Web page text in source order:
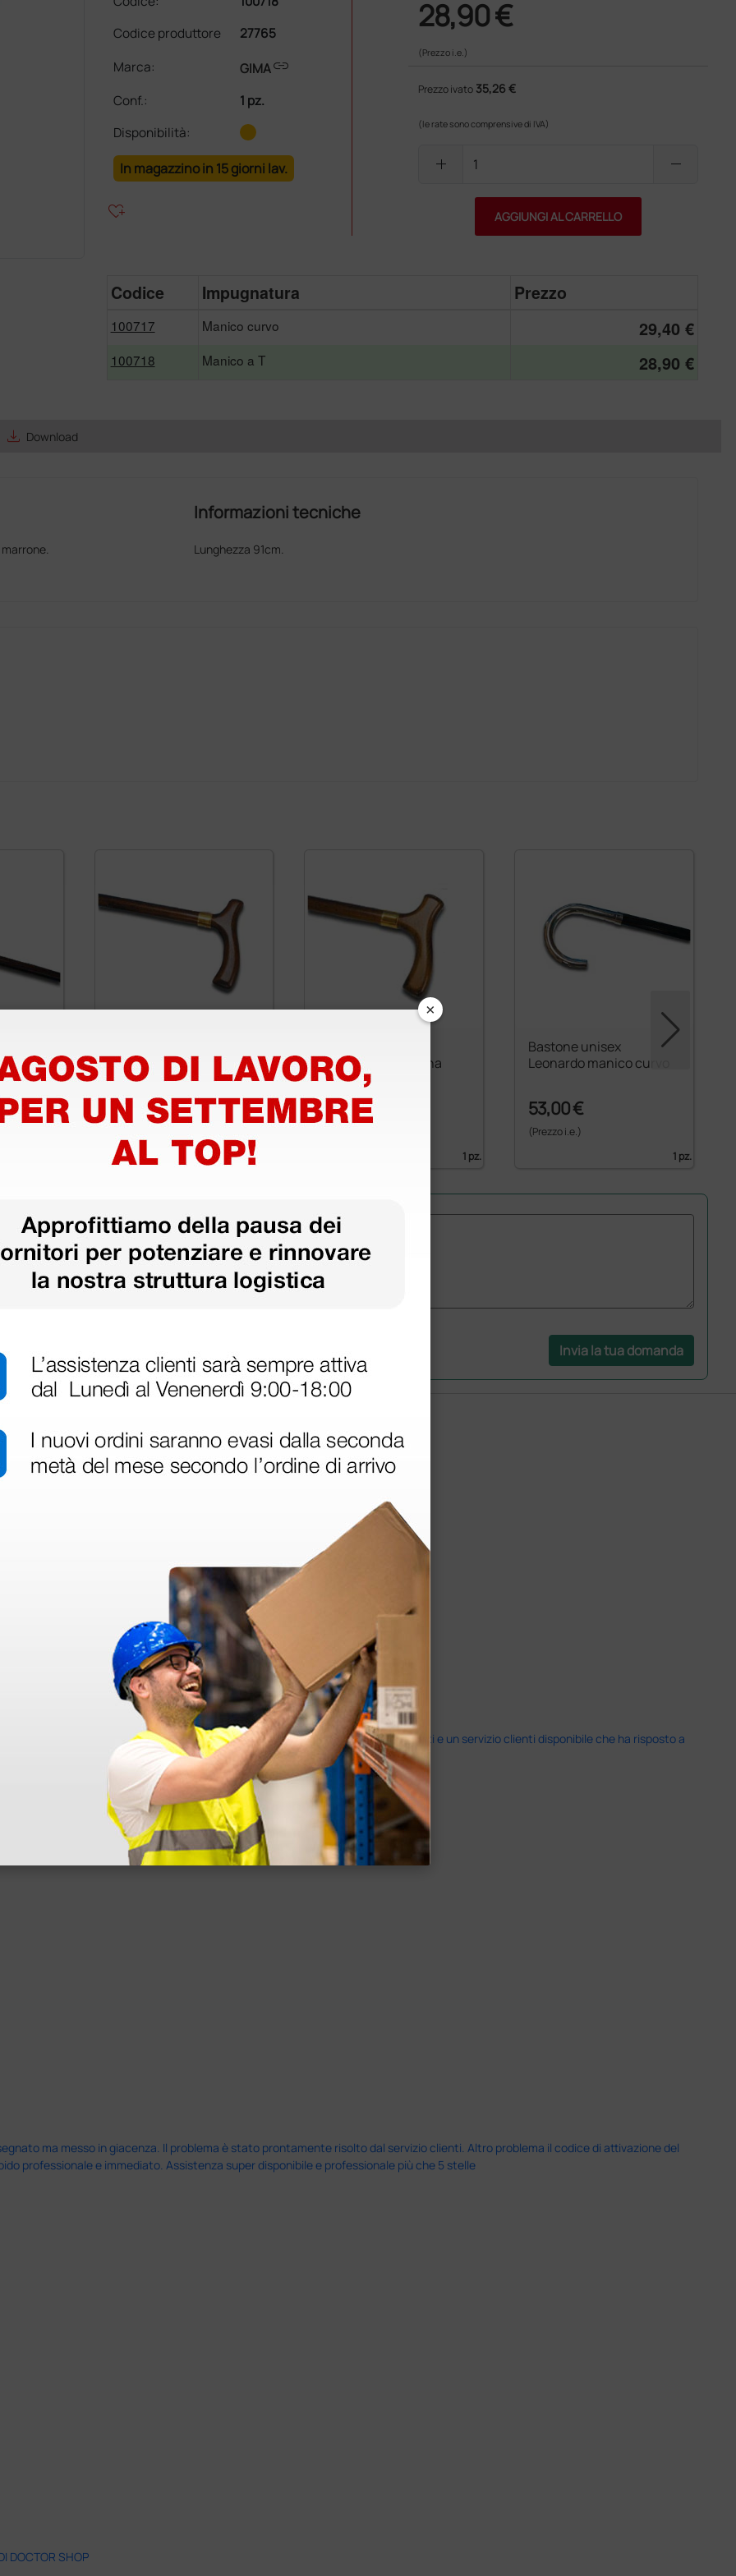
Codice produttore
27765
Marca:
GIMAlink
Conf.:
1 pz.
Disponibilità:
In magazzino in 15 giorni lav.
heart_plus
28,90 €
(Prezzo i.e.)
Prezzo ivato 35,26 €
(le rate sono comprensive di IVA)
add remove
AGGIUNGI AL CARRELLO
Codice Impugnatura Prezzo
100717 Manico curvo 29,40 €
100718 Manico a T 28,90 €
save_alt Download
Informazioni tecniche
Lunghezza 91cm.
manico a T da uomo
22,50 €
1 pz.
manico a T da donna
22,50 €
1 pz.
Bastone unisex
Leonardo manico curvo
53,00 €
(Prezzo i.e.)
1 pz.
già
Invia la tua domanda
dell'esperienza. Apparecchiatura di qualità, consegna nei tempi previsti e un servizio clienti disponibile che ha risposto a
alla consegna.
ma messo in giacenza. Il problema è stato prontamente risolto dal servizio clienti. Altro problema il codice di attivazione del
professionale e immediato. Assistenza super disponibile e professionale più che 5 stelle
DOCTOR SHOP
×